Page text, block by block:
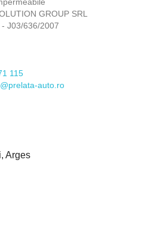
GROUP SRL
J03/636/2007
115
auto.ro
Arges